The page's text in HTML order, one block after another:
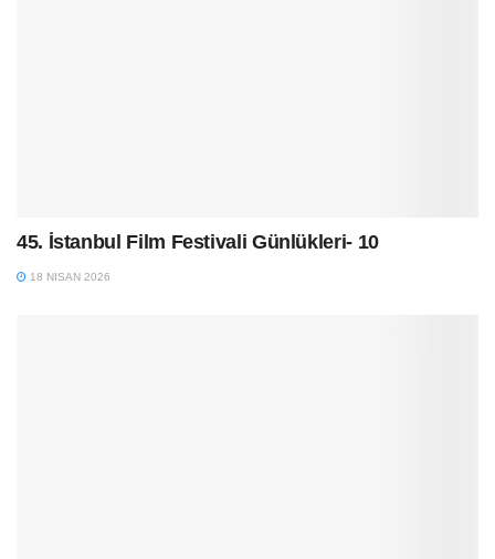
45. İstanbul Film Festivali Günlükleri- 10
18 NISAN 2026